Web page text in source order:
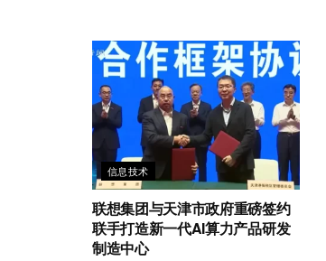
信息技术
联想集团与天津市政府重磅签约
联手打造新一代AI算力产品研发
制造中心